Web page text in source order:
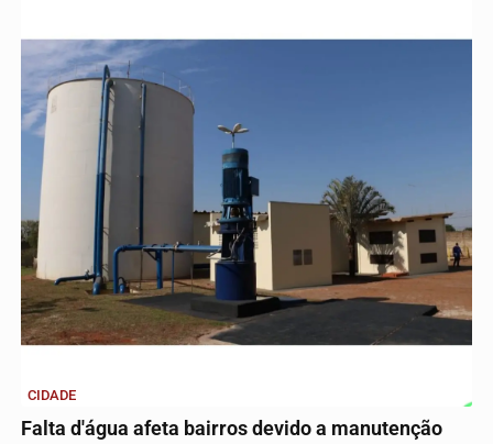
CIDADE
Falta d'água afeta bairros devido a manutenção